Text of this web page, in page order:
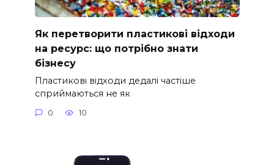
Як перетворити пластикові відходи
на ресурс: що потрібно знати
бізнесу
Пластикові відходи дедалі частіше
сприймаються не як
0 10